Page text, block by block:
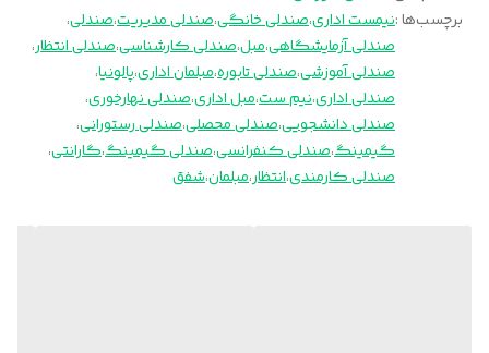
برچسب‌ها :نیمست اداری،صندلی خانگی،صندلی مدیریت،صندلی،
صندلی آزمایشگاهی،مبل،صندلی کارشناسی،صندلی انتظار،
صندلی آموزشی،صندلی تابوره،مبلمان اداری،پالونیا،
صندلی اداری،نیم ست،مبل اداری،صندلی نهارخوری،
صندلی دانشجویی،صندلی محصلی،صندلی رستورانی،
گیمینگ،صندلی کنفرانسی،صندلی گیمینگ،گارانتی،
صندلی کارمندی،انتظار،مبلمان،شفق